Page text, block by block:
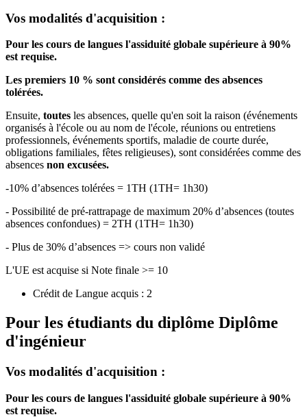
Vos modalités d'acquisition :
Pour les cours de langues l'assiduité globale supérieure à 90%
est requise.
Les premiers 10 % sont considérés comme des absences
tolérées.
Ensuite, toutes les absences, quelle qu'en soit la raison (événements
organisés à l'école ou au nom de l'école, réunions ou entretiens
professionnels, événements sportifs, maladie de courte durée,
obligations familiales, fêtes religieuses), sont considérées comme des
absences non excusées.
-10% d’absences tolérées = 1TH (1TH= 1h30)
- Possibilité de pré-rattrapage de maximum 20% d’absences (toutes
absences confondues) = 2TH (1TH= 1h30)
- Plus de 30% d’absences => cours non validé
L'UE est acquise si Note finale >= 10
Crédit de Langue acquis : 2
Pour les étudiants du diplôme Diplôme
d'ingénieur
Vos modalités d'acquisition :
Pour les cours de langues l'assiduité globale supérieure à 90%
est requise.